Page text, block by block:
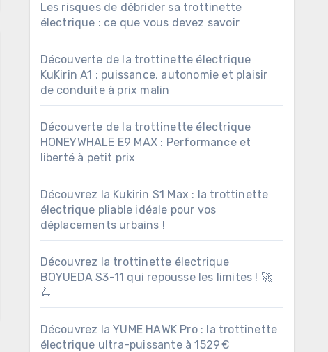
Les risques de débrider sa trottinette
électrique : ce que vous devez savoir
Découverte de la trottinette électrique
KuKirin A1 : puissance, autonomie et plaisir
de conduite à prix malin
Découverte de la trottinette électrique
HONEYWHALE E9 MAX : Performance et
liberté à petit prix
Découvrez la Kukirin S1 Max : la trottinette
électrique pliable idéale pour vos
déplacements urbains !
Découvrez la trottinette électrique
BOYUEDA S3-11 qui repousse les limites ! 🚀
🛴
Découvrez la YUME HAWK Pro : la trottinette
électrique ultra-puissante à 1529 €